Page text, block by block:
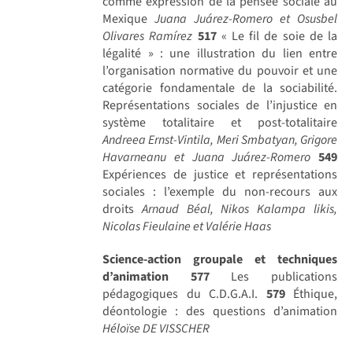
MexiqueJuana Juárez-Romero et Osusbel
Olivares Ramírez 517« Le fil de soie de la
légalité » : une illustration du lien entre
l’organisation normative du pouvoir et une
catégorie fondamentale de la sociabilité.
Représentations sociales de l’injustice en
système totalitaire et post-totalitaire
Andreea Ernst-Vintila, Meri Smbatyan, Grigore
Havarneanu et Juana Juárez-Romero 549
Expériences de justice et représentations
sociales : l’exemple du non-recours aux
droitsArnaud Béal, Nikos Kalampa likis,
Nicolas Fieulaine et Valérie Haas
Science-action groupale et techniques
d’animation
577Les publications
pédagogiques du C.D.G.A.I. 579Éthique,
déontologie : des questions d’animation
Héloïse DE VISSCHER